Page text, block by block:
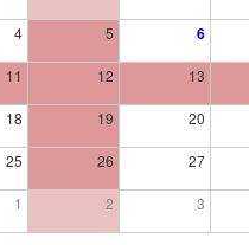
4 5 6
11 12 13
18 19 20
25 26 27
1 2 3